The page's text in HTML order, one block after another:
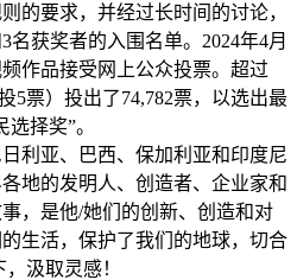
的要求，并经过长时间的讨论，
名获奖者的入围名单。2024年4月
作品接受网上公众投票。超过
5票）投出了74,782票，以选出最
择奖”。
利亚、巴西、保加利亚和印度尼
地的发明人、创造者、企业家和
，是他/她们的创新、创造和对
生活，保护了我们的地球，切合
汲取灵感！